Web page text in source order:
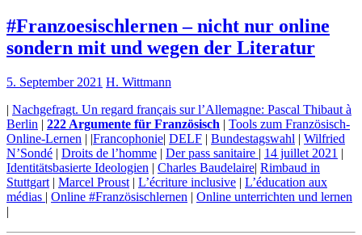
#Franzoesischlernen – nicht nur online
sondern mit und wegen der Literatur
5. September 2021 H. Wittmann
| Nachgefragt. Un regard français sur l’Allemagne: Pascal Thibaut à
Berlin | 222 Argumente für Französisch | Tools zum Französisch-
Online-Lernen | |Francophonie| DELF | Bundestagswahl | Wilfried
N’Sondé | Droits de l’homme | Der pass sanitaire | 14 juillet 2021 |
Identitätsbasierte Ideologien | Charles Baudelaire| Rimbaud in
Stuttgart | Marcel Proust | L’écriture inclusive | L’éducation aux
médias | Online #Französischlernen | Online unterrichten und lernen
|